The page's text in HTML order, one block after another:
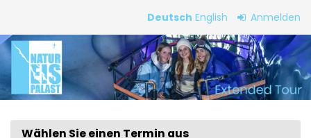
Inhalt
springen
Deutsch English Anmelden
Extended
Tour
Wählen Sie einen Termin aus